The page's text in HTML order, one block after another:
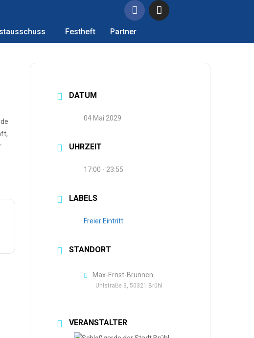
Festheft Partner
DATUM
04 Mai 2029
UHRZEIT
17:00 - 23:55
LABELS
Freier Eintritt
STANDORT
Max-Ernst-Brunnen
Uhlstraße 3, 50321 Brühl
VERANSTALTER